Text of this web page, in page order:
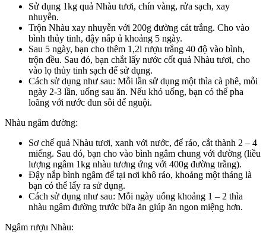
Sử dụng 1kg quả Nhàu tươi, chín vàng, rửa sạch, xay
nhuyễn.
Trộn Nhàu xay nhuyễn với 200g đường cát trắng. Cho vào
bình thủy tinh, đậy nắp ủ khoảng 5 ngày.
Sau 5 ngày, bạn cho thêm 1,2l rượu trắng 40 độ vào bình,
trộn đều. Sau đó, bạn chắt lấy nước cốt quả Nhàu tươi, cho
vào lọ thủy tinh sạch để sử dụng.
Cách sử dụng như sau: Mỗi lần sử dụng một thìa cà phê, mỗi
ngày 2-3 lần, uống sau ăn. Nếu khó uống, bạn có thể pha
loãng với nước đun sôi để nguội.
Nhàu ngâm đường:
Sơ chế quả Nhàu tươi, xanh với nước, để ráo, cắt thành 2 – 4
miếng. Sau đó, bạn cho vào bình ngâm chung với đường (liều
lượng ngâm 1kg nhàu tương ứng với 400g đường trắng).
Đậy nắp bình ngâm để tại nơi khô ráo, khoảng một tháng là
bạn có thể lấy ra sử dụng.
Cách sử dụng như sau: Mỗi ngày uống khoảng 1 – 2 thìa
nhàu ngâm đường trước bữa ăn giúp ăn ngon miệng hơn.
Ngâm rượu Nhàu: